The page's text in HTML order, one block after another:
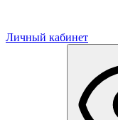
Личный кабинет